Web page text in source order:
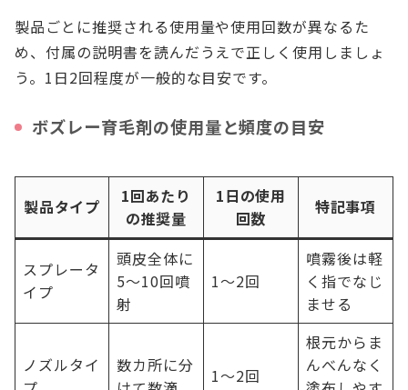
製品ごとに推奨される使用量や使用回数が異なるた
め、付属の説明書を読んだうえで正しく使用しましょ
う。1日2回程度が一般的な目安です。
ボズレー育毛剤の使用量と頻度の目安
製品タイプ
1回あたり
の推奨量
1日の使用
回数
特記事項
スプレータ
イプ
頭皮全体に
5〜10回噴
射
1〜2回
噴霧後は軽
く指でなじ
ませる
ノズルタイ
数カ所に分
1〜2回
根元からま
んべんなく